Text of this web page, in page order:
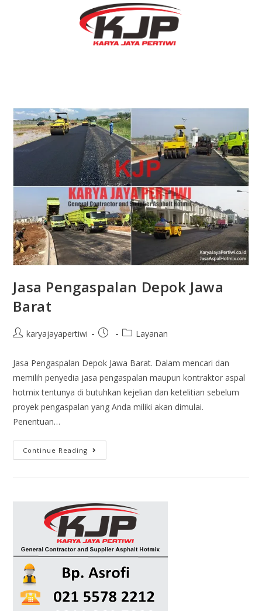
Jasa Pengaspalan Depok Jawa
Barat
karyajayapertiwi Layanan
Jasa Pengaspalan Depok Jawa Barat. Dalam mencari dan
memilih penyedia jasa pengaspalan maupun kontraktor aspal
hotmix tentunya di butuhkan kejelian dan ketelitian sebelum
proyek pengaspalan yang Anda miliki akan dimulai.
Penentuan…
Continue Reading